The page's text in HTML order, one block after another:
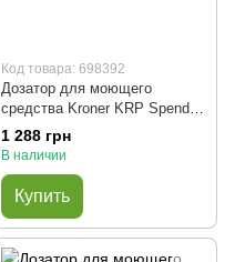
Код товара: 698392
Дозатор для моющего
средства Kroner KRP Spender
- C008 (хром)
1 288 грн
В наличии
Купить